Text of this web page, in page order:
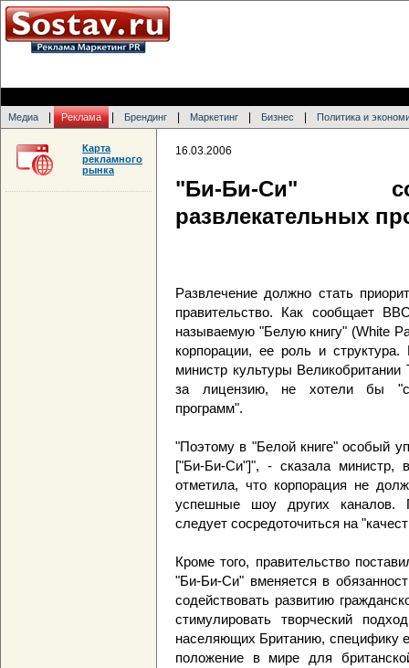
Медиа Реклама Брендинг Маркетинг Бизнес Политика и
16.03.2006
"Би-Би-Си"
развлекательных
Развлечение должно стать
правительство. Как сообщает
называемую "Белую книгу" (White
корпорации, ее роль и
министр культуры
за лицензию, не хотели бы
программ".
"Поэтому в "Белой книге" особый
["Би-Би-Си"]", - сказала
отметила, что корпорация не
успешные шоу других каналов.
следует сосредоточиться на
Кроме того, правительство
"Би-Би-Си" вменяется в
содействовать развитию
стимулировать творческий
населяющих Британию, специфику
положение в мире для
Карта
рекламного
рынка